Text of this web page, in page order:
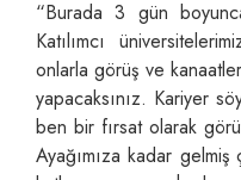
“Burada 3 gün
Katılımcı
onlarla görüş ve
yapacaksınız. Kariyer
ben bir fırsat olarak
Ayağımıza kadar